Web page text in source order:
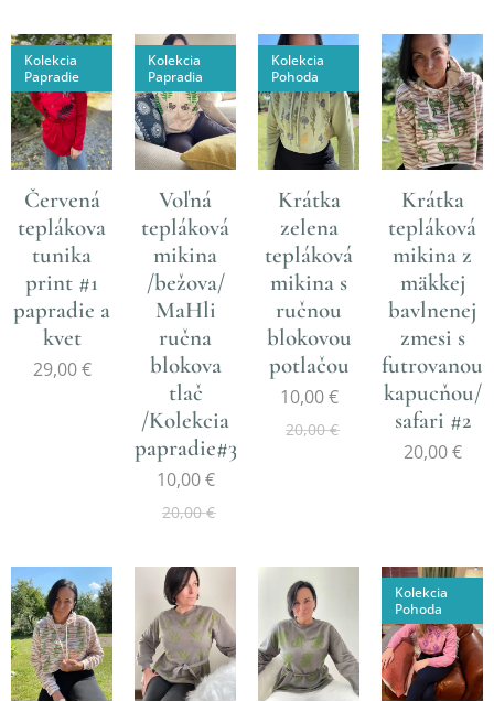
Červená
teplákova
tunika
print #1
papradie a
kvet
Kolekcia
Papradie
29,00€
Voľná
tepláková
mikina
/bežova/
MaHli
ručna
blokova
tlač
/Kolekcia
papradie#3
Kolekcia
Papradia
10,00€
20,00€
Krátka
zelena
tepláková
mikina s
ručnou
blokovou
potlačou
Kolekcia
Pohoda
10,00€
20,00€
Krátka
tepláková
mikina z
mäkkej
bavlnenej
zmesi s
futrovanou
kapucňou/
safari #2
20,00€
Kolekcia
Pohoda